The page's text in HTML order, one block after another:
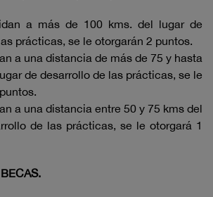
a más de 100 kms. del lugar de
prácticas, se le otorgarán 2 puntos.
a una distancia de más de 75 y hasta
de desarrollo de las prácticas, se le
a una distancia entre 50 y 75 kms del
de las prácticas, se le otorgará 1